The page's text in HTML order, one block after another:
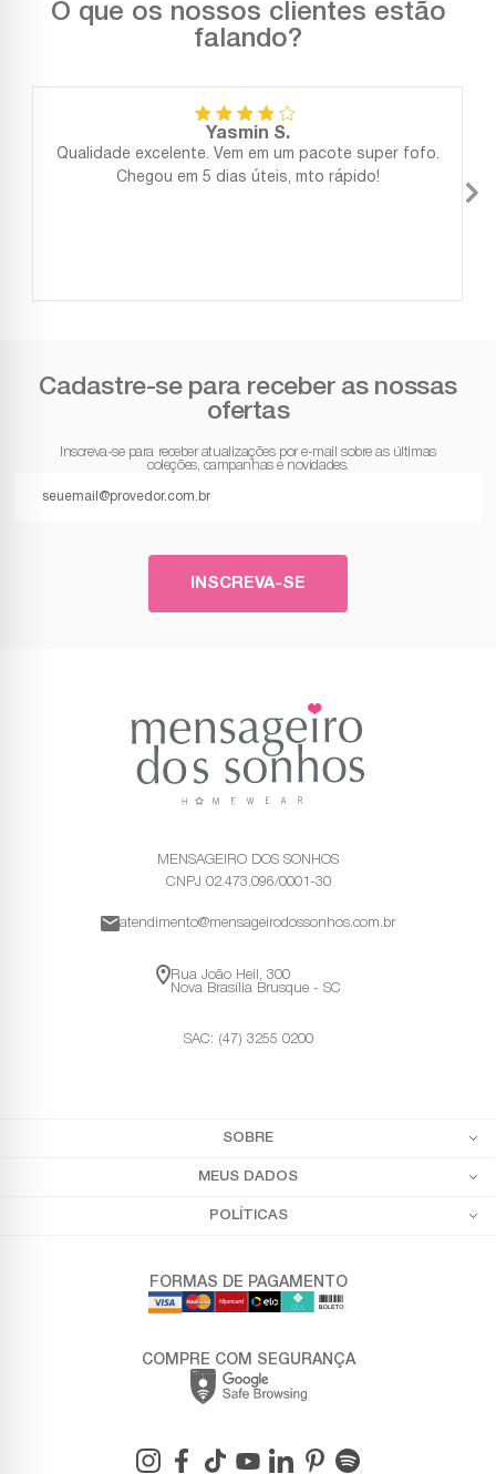
O que os nossos clientes estão
falando?
Yasmin S.
Qualidade excelente. Vem em um pacote super fofo.
Chegou em 5 dias úteis, mto rápido!
Cadastre-se para receber as nossas
ofertas
Inscreva-se para receber atualizações por e-mail sobre as últimas
coleções, campanhas e novidades.
INSCREVA-SE
MENSAGEIRO DOS SONHOS
CNPJ 02.473.096/0001-30
atendimento@mensageirodossonhos.com.br
Rua João Heil, 300
Nova Brasília Brusque - SC
SAC: (47) 3255 0200
SOBRE
MEUS DADOS
POLÍTICAS
FORMAS DE PAGAMENTO
COMPRE COM SEGURANÇA